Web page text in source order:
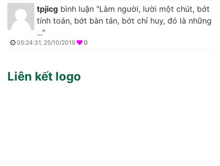
tpjicg bình luận "Làm người, lười một chút, bớt
tính toán, bớt bàn tán, bớt chỉ huy, đó là những
..."
05:24:31, 25/10/2019 0
Liên kết logo